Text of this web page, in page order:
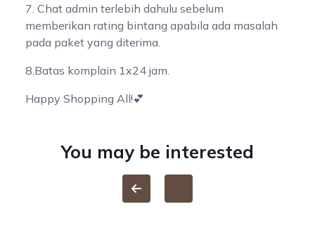
7. Chat admin terlebih dahulu sebelum
memberikan rating bintang apabila ada masalah
pada paket yang diterima.
8.Batas komplain 1x24 jam.
Happy Shopping All!💕
You may be interested